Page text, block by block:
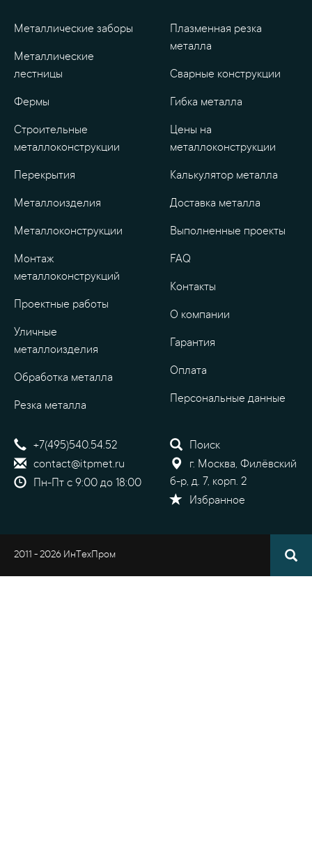
Металлические заборы
Металлические
лестницы
Фермы
Строительные
металлоконструкции
Перекрытия
Металлоизделия
Металлоконструкции
Монтаж
металлоконструкций
Проектные работы
Уличные
металлоизделия
Обработка металла
Резка металла
Плазменная резка
металла
Сварные конструкции
Гибка металла
Цены на
металлоконструкции
Калькулятор металла
Доставка металла
Выполненные проекты
FAQ
Контакты
О компании
Гарантия
Оплата
Персональные данные
+7(495)540.54.52
contact@itpmet.ru
Пн-Пт с 9:00 до 18:00
Поиск
г. Москва, Филёвский
б-р, д. 7, корп. 2
Избранное
2011 - 2026 ИнТехПром